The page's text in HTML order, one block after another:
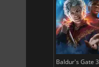
Baldur's Gate 3